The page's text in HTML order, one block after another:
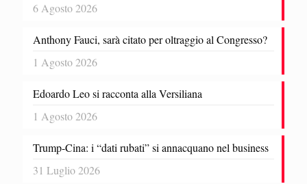
6 Agosto 2026
Anthony Fauci, sarà citato per oltraggio al Congresso?
1 Agosto 2026
Edoardo Leo si racconta alla Versiliana
1 Agosto 2026
Trump-Cina: i “dati rubati” si annacquano nel business
31 Luglio 2026